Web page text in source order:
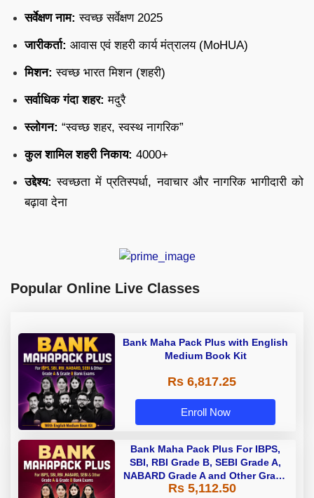
सर्वेक्षण नाम: स्वच्छ सर्वेक्षण 2025
जारीकर्ता: आवास एवं शहरी कार्य मंत्रालय (MoHUA)
मिशन: स्वच्छ भारत मिशन (शहरी)
सर्वाधिक गंदा शहर: मदुरै
स्लोगन: “स्वच्छ शहर, स्वस्थ नागरिक”
कुल शामिल शहरी निकाय: 4000+
उद्देश्य: स्वच्छता में प्रतिस्पर्धा, नवाचार और नागरिक भागीदारी को
बढ़ावा देना
Popular Online Live Classes
Bank Maha Pack Plus with English
Medium Book Kit
Rs 6,817.25
Enroll Now
Bank Maha Pack Plus For IBPS,
SBI, RBI Grade B, SEBI Grade A,
NABARD Grade A and Other Grade
A & Grade B Bank Exams
Rs 5,112.50